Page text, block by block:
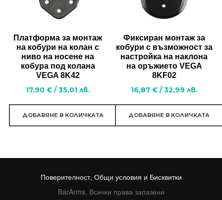
Платформа за монтаж
на кобури на колан с
ниво на носене на
кобура под колана
VEGA 8K42
17,90 € /35,01 лв.
ДОБАВЯНЕ В КОЛИЧКАТА
Фиксиран монтаж за
кобури с възможност за
настройка на наклона
на оръжието VEGA
8KF02
16,87 € /32,99 лв.
ДОБАВЯНЕ В КОЛИЧКАТА
Поверителност, Общи условия и Бисквитки